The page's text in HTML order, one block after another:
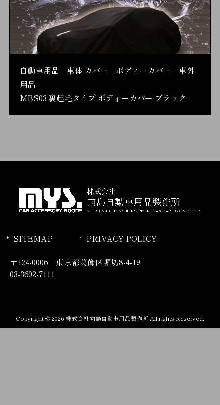
自動車用品 車体 カバー ボディーカバー 車外
用品
MBS03 裏起毛タイプ ボディーカバー ブラック
SITEMAP PRIVACY POLICY
〒124-0006 東京都葛飾区堀切8-4-19
03-3602-7111
Copyright © 2026 株式会社向島自動車用品製作所 All rights Reserved.